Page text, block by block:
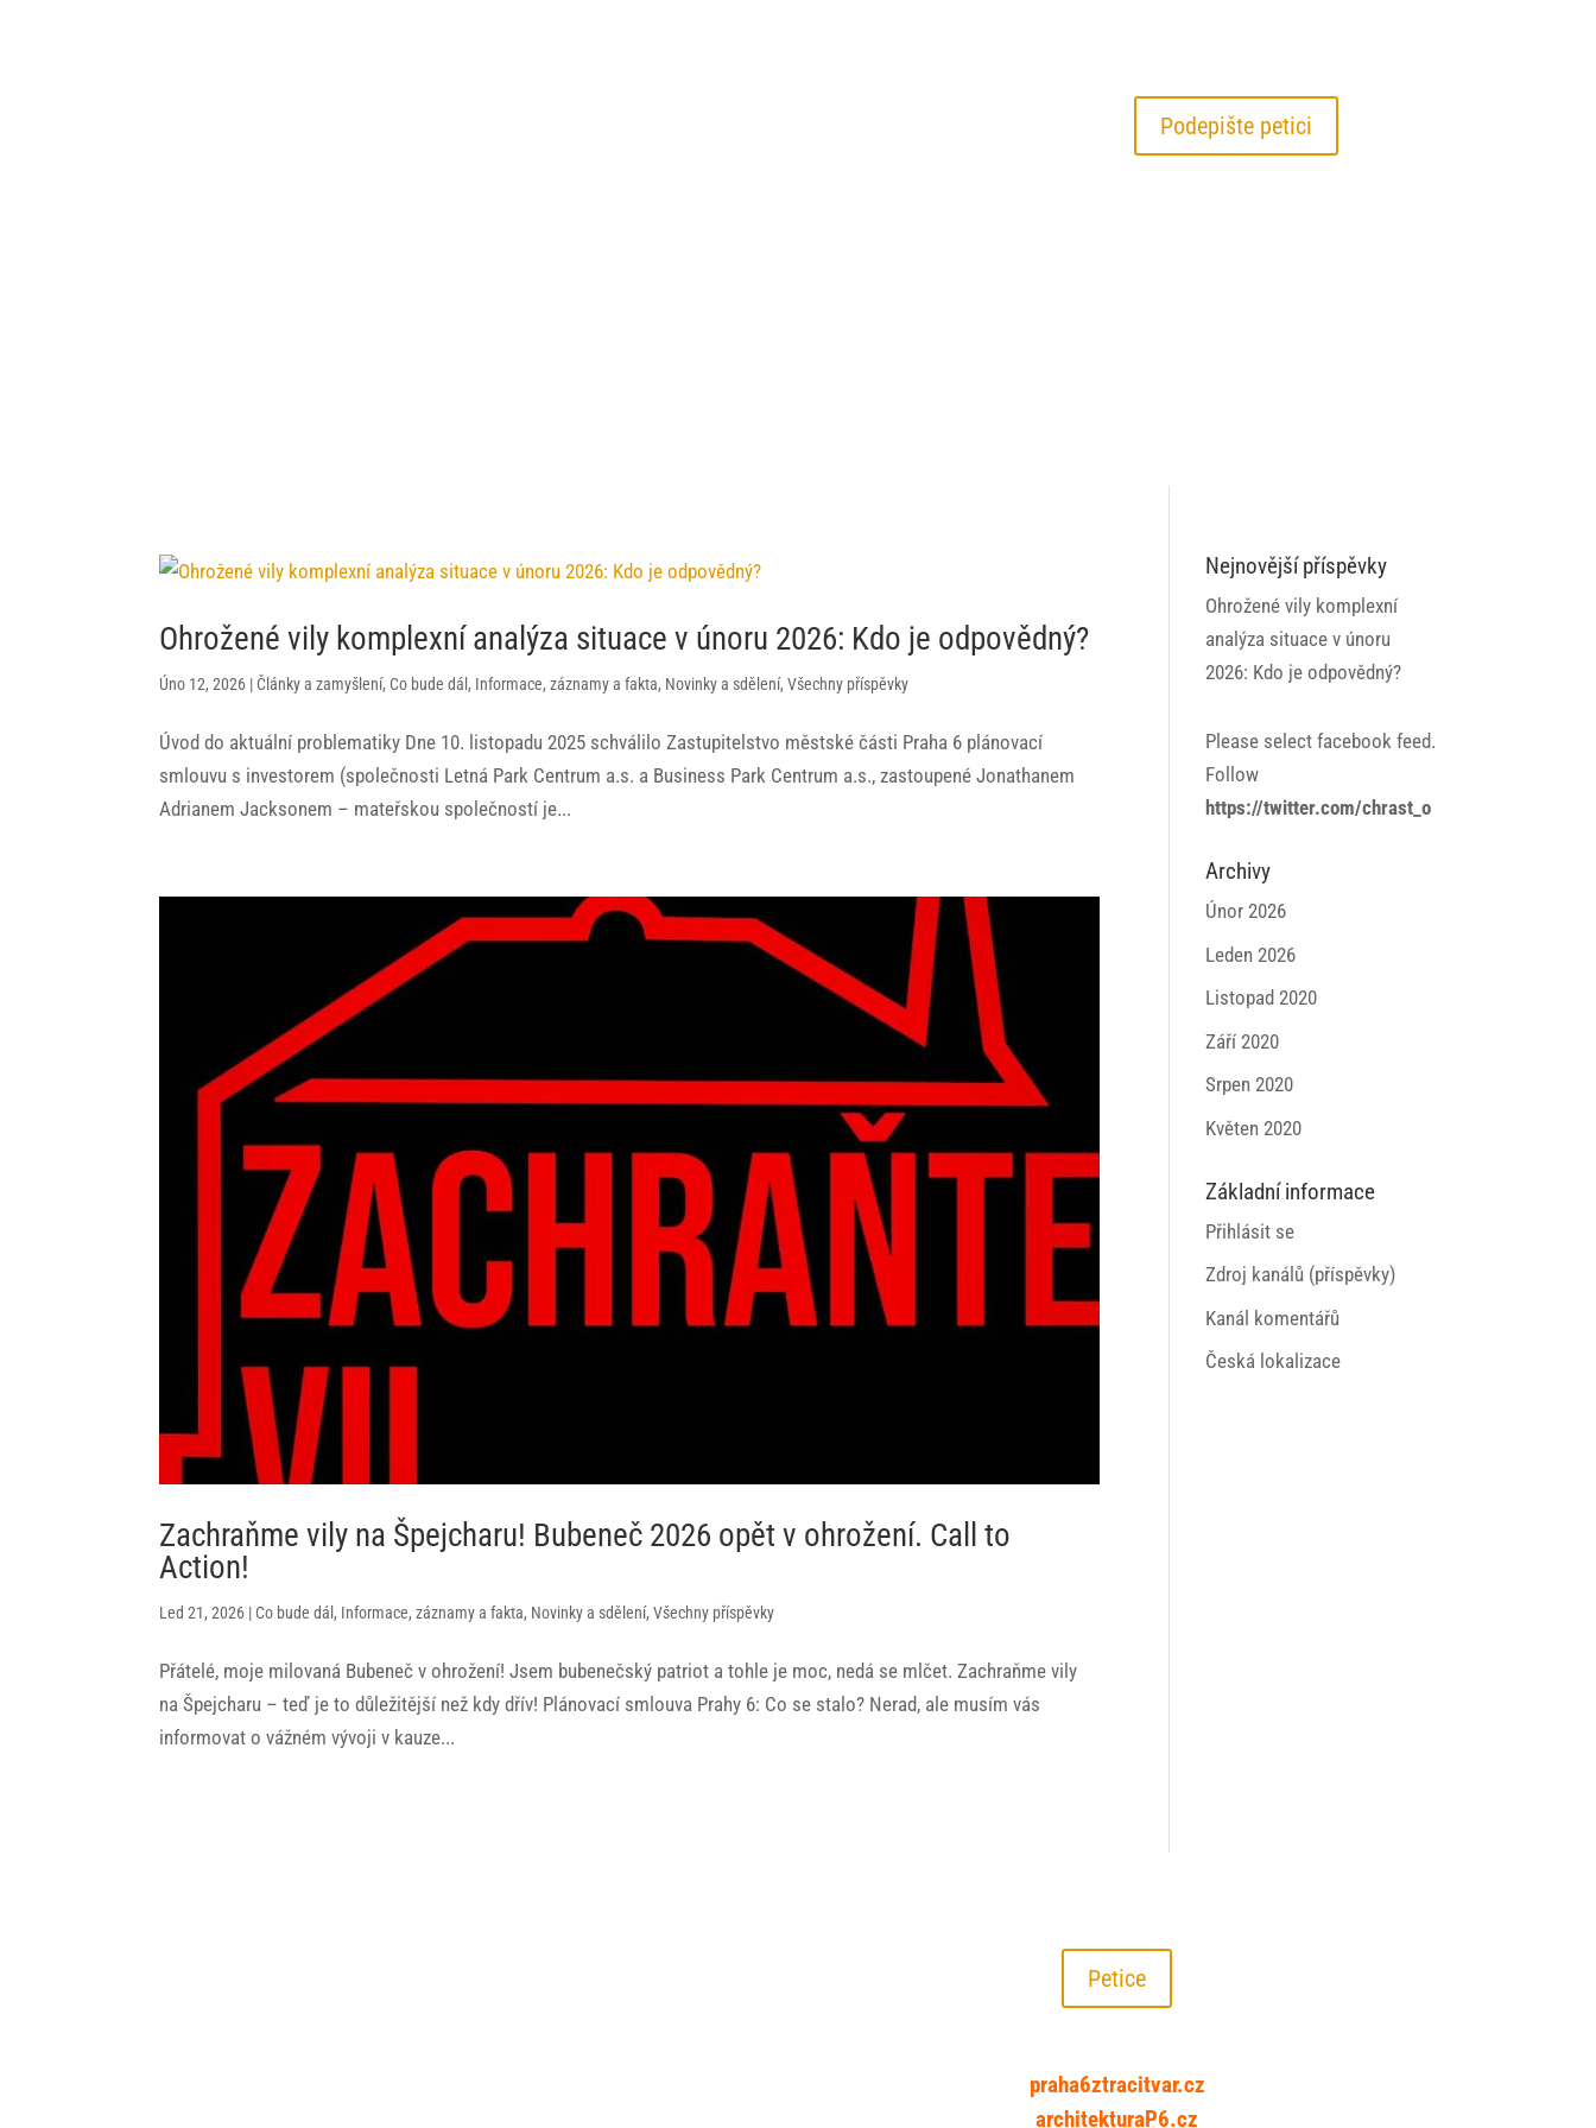
Podepište petici
Ohrožené vily komplexní analýza situace v únoru 2026: Kdo je odpovědný?
Úno 12, 2026 | Články a zamyšlení, Co bude dál, Informace, záznamy a fakta, Novinky a sdělení,Všechny příspěvky
Úvod do aktuální problematiky Dne 10. listopadu 2025 schválilo Zastupitelstvo městské části Praha 6 plánovací
smlouvu s investorem (společnosti Letná Park Centrum a.s. a Business Park Centrum a.s., zastoupené Jonathanem
Adrianem Jacksonem – mateřskou společností je...
Zachraňme vily na Špejcharu! Bubeneč 2026 opět v ohrožení. Call to
Action!
Led 21, 2026 | Co bude dál , Informace, záznamy a fakta, Novinky a sdělení,Všechny příspěvky
Přátelé, moje milovaná Bubeneč v ohrožení! Jsem bubenečský patriot a tohle je moc, nedá se mlčet. Zachraňme vily
na Špejcharu – teď je to důležitější než kdy dřív! Plánovací smlouva Prahy 6: Co se stalo? Nerad, ale musím vás
informovat o vážném vývoji v kauze...
Nejnovější příspěvky
Ohrožené vily komplexní
analýza situace v únoru
2026: Kdo je odpovědný?
Please select facebook feed.
Follow
https://twitter.com/chrast_o
Archivy
Únor 2026
Leden 2026
Listopad 2020
Září 2020
Srpen 2020
Květen 2020
Základní informace
Přihlásit se
Zdroj kanálů (příspěvky)
Kanál komentářů
Česká lokalizace
Petice
praha6ztracitvar.cz
architekturaP6.cz